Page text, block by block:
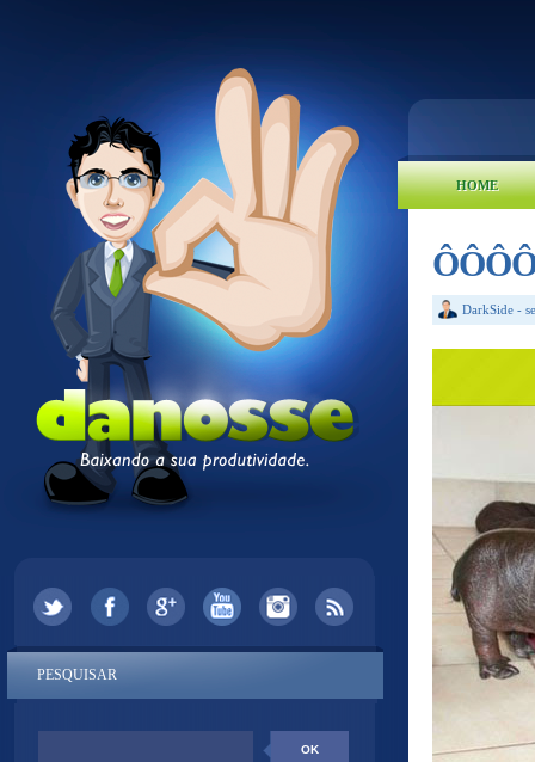
HOME
DarkSide -
PESQUISAR